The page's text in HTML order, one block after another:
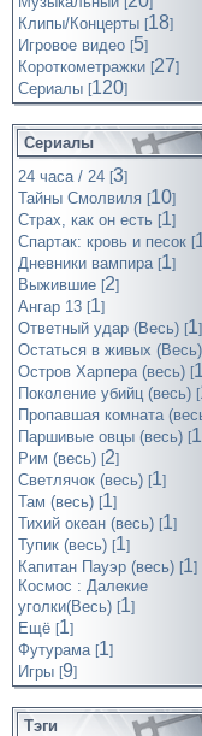
Клипы/Концерты [18]
Игровое видео [5]
Короткометражки [27]
Cериалы [120]
Сериалы
24 часа / 24 [3]
Тайны Смолвиля [10]
Страх, как он есть [1]
Спартак: кровь и песок [
Дневники вампира [1]
Выжившие [2]
Ангар 13 [1]
Ответный удар (Весь) [1]
Остаться в живых (Весь)
Остров Харпера (весь) [1
Поколение убийц (весь) [
Пропавшая комната
Паршивые овцы (весь) [1
Рим (весь) [2]
Светлячок (весь) [1]
Там (весь) [1]
Тихий океан (весь) [1]
Тупик (весь) [1]
Капитан Пауэр (весь) [1]
Космос : Далекие
уголки(Весь) [1]
Ещё [1]
Футурама [1]
Игры [9]
Тэги